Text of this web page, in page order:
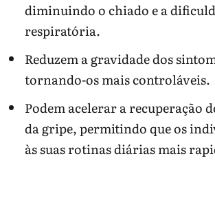
diminuindo o chiado e a
respiratória.
Reduzem a gravidade dos
tornando-os mais controláveis.
Podem acelerar a recuperação
da gripe, permitindo que os
às suas rotinas diárias mais